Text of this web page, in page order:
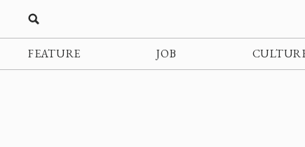
FEATURE JOB